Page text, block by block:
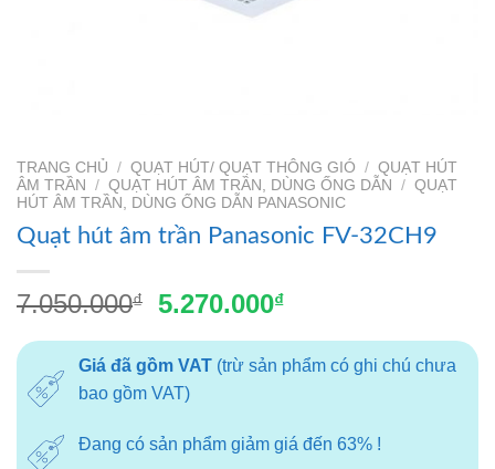
TRANG CHỦ / QUẠT HÚT/ QUẠT THÔNG GIÓ / QUẠT HÚT
ÂM TRẦN
/ QUẠT HÚT ÂM TRẦN, DÙNG ỐNG DẪN / QUẠT
HÚT ÂM TRẦN, DÙNG ỐNG DẪN PANASONIC
Quạt hút âm trần Panasonic FV-32CH9
7.050.000₫
Giá
là:
7.050.000₫.
5.270.000₫Giá
tại
là:
Giá đã gồm VAT(trừ sản phẩm có ghi chú chưa
bao gồm VAT)
Đang có sản phẩm giảm giá đến 63% !